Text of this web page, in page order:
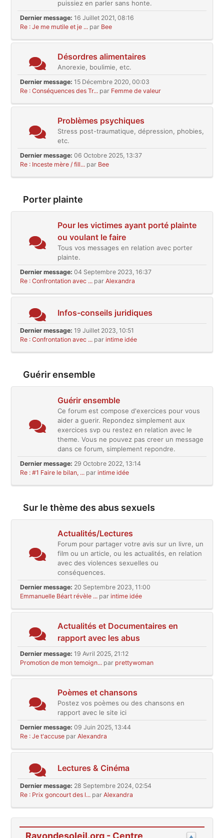
puissiez en parler sans honte.
Dernier message: 16 Juillet 2021, 08:16
Re : Je me mutile et je ... par Bee
Désordres alimentaires
Anorexie, boulimie, etc.
Dernier message: 15 Décembre 2020, 00:03
Re : Conséquences des Tr... par Femme de valeur
Problèmes psychiques
Stress post-traumatique, dépression, phobies,
etc.
Dernier message: 06 Octobre 2025, 13:37
Re : Inceste mère / fill... par Bee
Porter plainte
Pour les victimes ayant porté plainte
ou voulant le faire
Tous vos messages en relation avec porter
plainte.
Dernier message: 04 Septembre 2023, 16:37
Re : Confrontation avec ... par Alexandra
Infos-conseils juridiques
Dernier message: 19 Juillet 2023, 10:51
Re : Confrontation avec ... par intime idée
Guérir ensemble
Guérir ensemble
Ce forum est compose d'exercices pour vous
aider a guerir. Repondez simplement aux
exercices svp ou restez en relation avec le
theme. Vous ne pouvez pas creer un message
dans ce forum, simplement repondre.
Dernier message: 29 Octobre 2022, 13:14
Re : #1 Faire le bilan, ... par intime idée
Sur le thème des abus sexuels
Actualités/Lectures
Forum pour partager votre avis sur un livre, un
film ou un article, ou les actualités, en relation
avec des violences sexuelles ou
conséquences.
Dernier message: 20 Septembre 2023, 11:00
Emmanuelle Béart révèle ... par intime idée
Actualités et Documentaires en
rapport avec les abus
Dernier message: 19 Avril 2025, 21:12
Promotion de mon temoign... par prettywoman
Poèmes et chansons
Postez vos poèmes ou des chansons en
rapport avec le site ici
Dernier message: 09 Juin 2025, 13:44
Re : Je t'accuse par Alexandra
Lectures & Cinéma
Dernier message: 28 Septembre 2024, 02:54
Re : Prix goncourt des l... par Alexandra
Rayondesoleil.org - Centre